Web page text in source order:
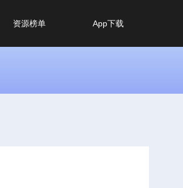
资源榜单 App下载